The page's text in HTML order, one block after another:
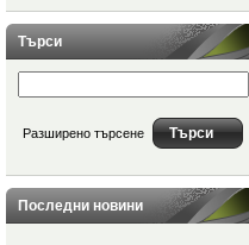
Търси
Разширено търсене
Последни новини